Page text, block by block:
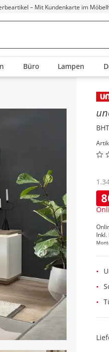
– Mit Kundenkarte im
Büro Lampen
Inkl.